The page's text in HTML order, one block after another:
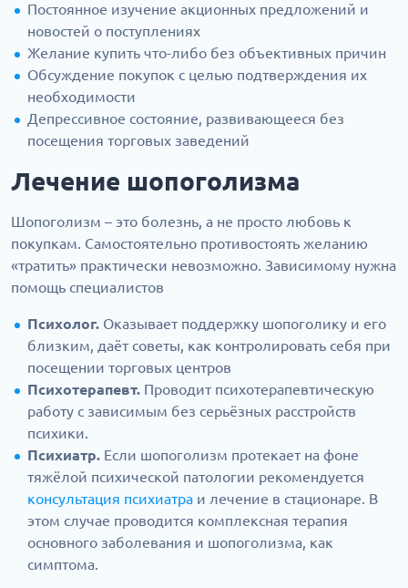
Постоянное изучение акционных предложений и
новостей о поступлениях
Желание купить что-либо без объективных причин
Обсуждение покупок с целью подтверждения их
необходимости
Депрессивное состояние, развивающееся без
посещения торговых заведений
Лечение шопоголизма
Шопоголизм – это болезнь, а не просто любовь к
покупкам. Самостоятельно противостоять желанию
«тратить» практически невозможно. Зависимому нужна
помощь специалистов
Психолог. Оказывает поддержку шопоголику и его
близким, даёт советы, как контролировать себя при
посещении торговых центров
Психотерапевт. Проводит психотерапевтическую
работу с зависимым без серьёзных расстройств
психики.
Психиатр. Если шопоголизм протекает на фоне
тяжёлой психической патологии рекомендуется
консультация психиатра и лечение в стационаре. В
этом случае проводится комплексная терапия
основного заболевания и шопоголизма, как
симптома.